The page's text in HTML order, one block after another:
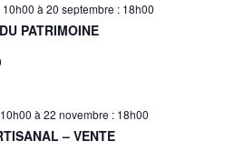
10h00 à 20 septembre : 18h00
PATRIMOINE
à 22 novembre : 18h00
– VENTE